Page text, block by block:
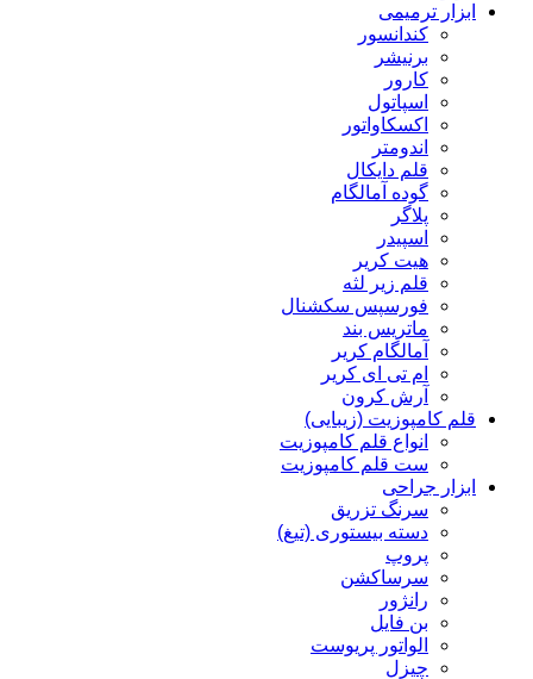
ابزار ترمیمی
کندانسور
برنیشر
کارور
اسپاتول
اکسکاواتور
اندومتر
قلم دایکال
گوده آمالگام
پلاگر
اسپیدر
هیت کریر
قلم زیر لثه
فورسپس سکشنال
ماتریس بند
آمالگام کریر
ام تی ای کریر
آرش کرون
قلم کامپوزیت (زیبایی)
انواع قلم کامپوزیت
ست قلم کامپوزیت
ابزار جراحی
سرنگ تزریق
دسته بیستوری (تیغ)
پروپ
سرساکشن
رانژور
بن فایل
الواتور پریوست
چیزل